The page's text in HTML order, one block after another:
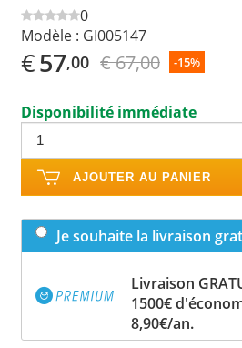
0
Modèle : GI005147
€57,00 € 67,00 -15%
Disponibilité immédiate
AJOUTER AU PANIER
Je souhaite la livraison
Livraison
1500€
8,90€/an.